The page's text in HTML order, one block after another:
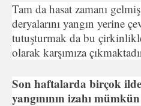
Tam da hasat zamanı
deryalarını yangın yerine
tutuşturmak da bu
olarak karşımıza
Son haftalarda birçok
yangınının izahı